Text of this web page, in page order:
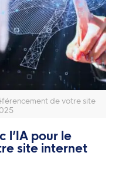
de votre site
l’IA pour le
site internet